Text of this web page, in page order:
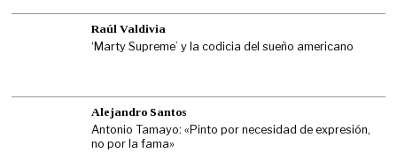
Raúl Valdivia
‘Marty Supreme’ y la codicia del sueño americano
Alejandro Santos
Antonio Tamayo: «Pinto por necesidad de expresión,
no por la fama»